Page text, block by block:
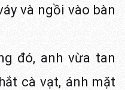
và ngồi vào bàn
đó, anh vừa tan
cà vạt, ánh mặt